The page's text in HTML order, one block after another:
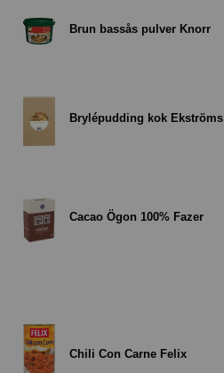
Brun bassås pulver Knorr
Brylépudding kok Ekströms
Cacao Ögon 100% Fazer
Chili Con Carne Felix